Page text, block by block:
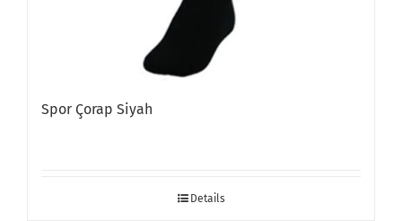
Spor Çorap Siyah
Details